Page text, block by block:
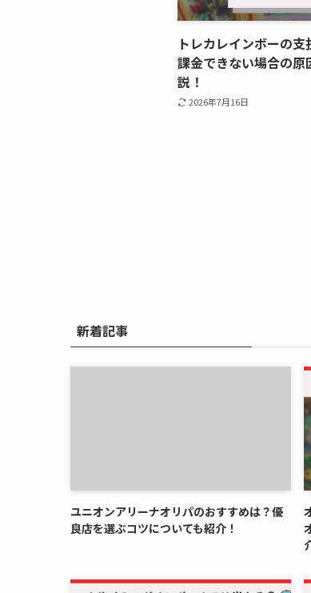
トレカレインボーの
課金できない場合の原
説！
2026年7月16日
新着記事
ユニオンアリーナオリパのおすすめは？優
良店を選ぶコツについても紹介！